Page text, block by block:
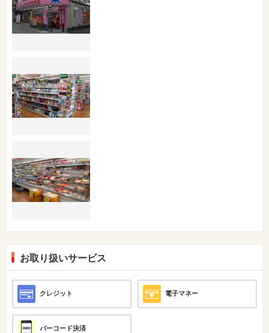
お取り扱いサービス
クレジット 電子マネー
バーコード決済